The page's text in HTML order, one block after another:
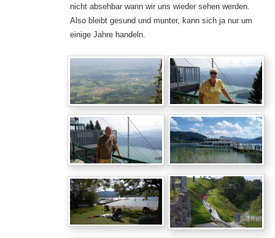
nicht absehbar wann wir uns wieder sehen werden.
Also bleibt gesund und munter, kann sich ja nur um
einige Jahre handeln.